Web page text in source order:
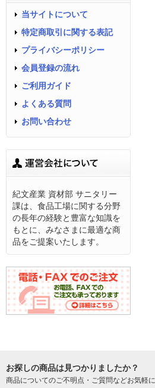
当サイトについて
特定商取引に関する表記
プライバシーポリシー
会員登録の流れ
ご利用ガイド
よくある質問
お問い合わせ
紀文産業 資材部 サニタリー
課は、食品工場に関する分野
の長年の経験と豊富な知識を
もとに、みなさまに最適な商
品をご提案いたします。
お探しの商品は見つかりましたか？
商品についてのご不明点・ご質問などお気軽